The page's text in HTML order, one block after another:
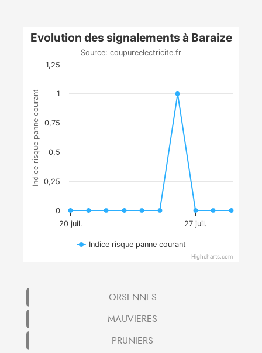
Indice risque panne courant
Evolution des signalements à Baraize
Source: coupureelectricite.fr
20 juil. 27 juil.
0
0,25
0,5
0,75
1
1,25
Indice risque panne courant
Highcharts.com
ORSENNES
MAUVIERES
PRUNIERS